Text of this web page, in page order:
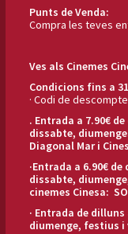
Punts de Venda:
Compra les teves
Ves als Cinemes
Condicions fins a
· Codi de descompte
. Entrada a 7.90€
dissabte,
Diagonal Mar i
·Entrada a 6.90€
dissabte,
cinemes Cinesa:
· Entrada de
diumenge, festius i